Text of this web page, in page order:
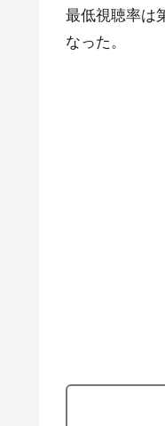
最低視聴率は
なった。